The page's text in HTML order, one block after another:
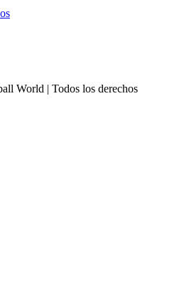
World | Todos los derechos